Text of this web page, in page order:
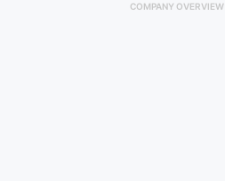
COMPANY OVERVIEW